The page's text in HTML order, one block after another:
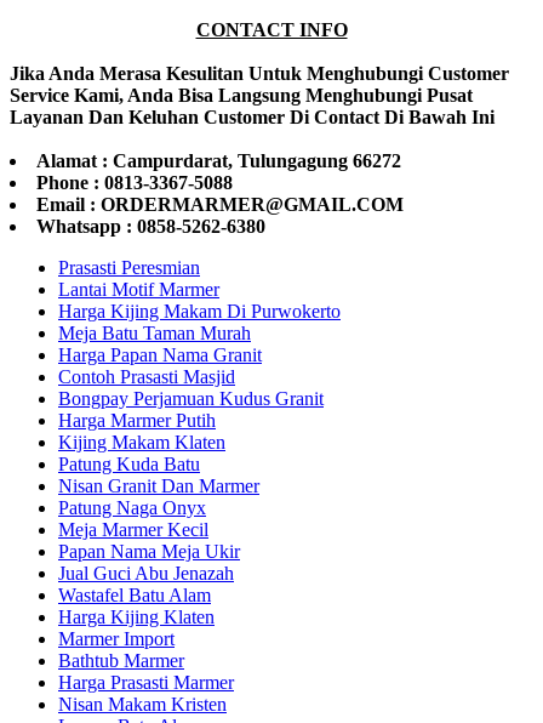
CONTACT INFO
Jika Anda Merasa Kesulitan Untuk Menghubungi Customer
Service Kami, Anda Bisa Langsung Menghubungi Pusat
Layanan Dan Keluhan Customer Di Contact Di Bawah Ini
Alamat : Campurdarat, Tulungagung 66272
Phone : 0813-3367-5088
Email : ORDERMARMER@GMAIL.COM
Whatsapp : 0858-5262-6380
Prasasti Peresmian
Lantai Motif Marmer
Harga Kijing Makam Di Purwokerto
Meja Batu Taman Murah
Harga Papan Nama Granit
Contoh Prasasti Masjid
Bongpay Perjamuan Kudus Granit
Harga Marmer Putih
Kijing Makam Klaten
Patung Kuda Batu
Nisan Granit Dan Marmer
Patung Naga Onyx
Meja Marmer Kecil
Papan Nama Meja Ukir
Jual Guci Abu Jenazah
Wastafel Batu Alam
Harga Kijing Klaten
Marmer Import
Bathtub Marmer
Harga Prasasti Marmer
Nisan Makam Kristen